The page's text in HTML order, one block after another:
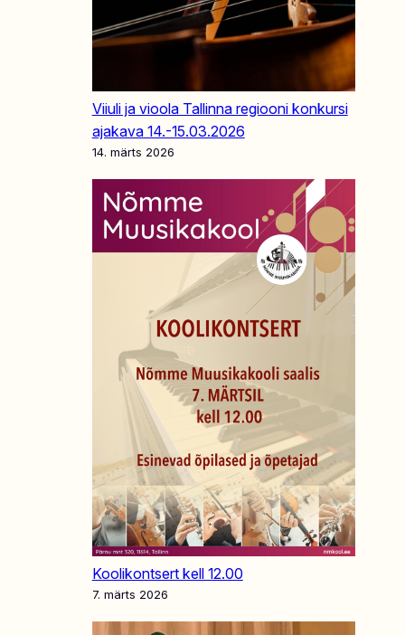
Viiuli ja vioola Tallinna regiooni konkursi
ajakava 14.-15.03.2026
14. märts 2026
Koolikontsert kell 12.00
7. märts 2026